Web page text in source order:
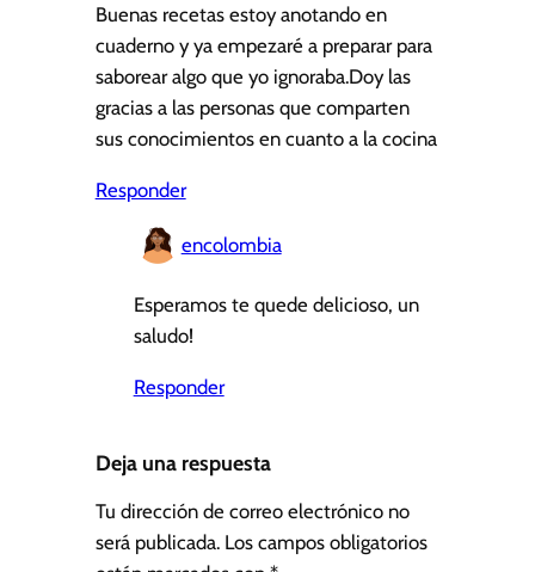
Buenas recetas estoy anotando en
cuaderno y ya empezaré a preparar para
saborear algo que yo ignoraba.Doy las
gracias a las personas que comparten
sus conocimientos en cuanto a la cocina
Responder
encolombia
Esperamos te quede delicioso, un
saludo!
Responder
Deja una respuesta
Tu dirección de correo electrónico no
será publicada. Los campos obligatorios